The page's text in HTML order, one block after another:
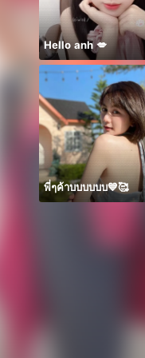
Hello anh 💋
พี่ๆค้าบบบบบบ💙🥰